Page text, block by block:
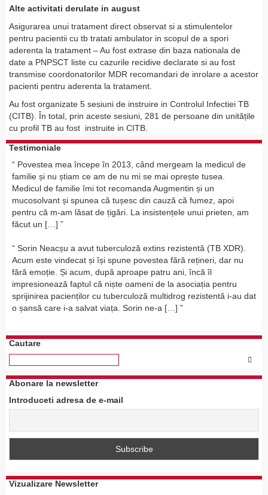
Alte activitati derulate in august
Asigurarea unui tratament direct observat si a stimulentelor
pentru pacientii cu tb tratati ambulator in scopul de a spori
aderenta la tratament – Au fost extrase din baza nationala de
date a PNPSCT liste cu cazurile recidive declarate si au fost
transmise coordonatorilor MDR recomandari de inrolare a acestor
pacienti pentru aderenta la tratament.
Au fost organizate 5 sesiuni de instruire in Controlul Infectiei TB
(CITB). În total, prin aceste sesiuni, 281 de persoane din unitățile
cu profil TB au fost instruite in CITB.
Testimoniale
Povestea mea începe în 2013, când mergeam la medicul de
familie și nu știam ce am de nu mi se mai oprește tusea.
Medicul de familie îmi tot recomanda Augmentin și un
mucosolvant și spunea că tușesc din cauză că fumez, apoi
pentru că m-am lăsat de țigări. La insistențele unui prieten, am
făcut un […]
Sorin Neacșu a avut tuberculoză extins rezistentă (TB XDR).
Acum este vindecat și își spune povestea fără rețineri, dar nu
fără emoție. Și acum, după aproape patru ani, încă îl
impresionează faptul că niște oameni de la asociația pentru
sprijinirea pacienților cu tuberculoză multidrog rezistentă i-au dat
o șansă care i-a salvat viața. Sorin ne-a […]
Cautare
Abonare la newsletter
Introduceti adresa de e-mail
Vizualizare Newsletter